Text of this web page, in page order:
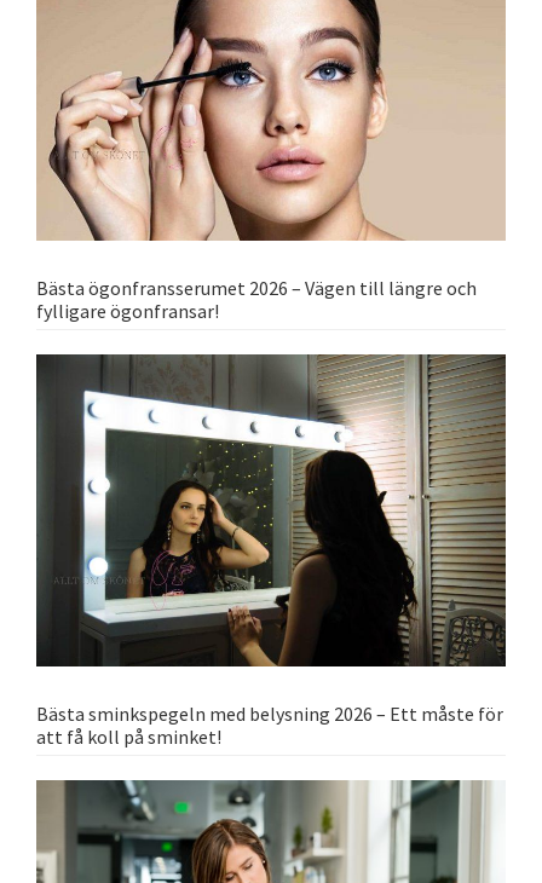
Bästa ögonfransserumet 2026 – Vägen till längre och
fylligare ögonfransar!
Bästa sminkspegeln med belysning 2026 – Ett måste för
att få koll på sminket!